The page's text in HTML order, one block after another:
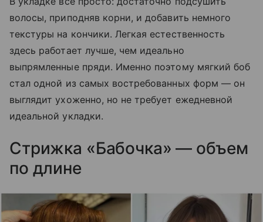
волосы, приподняв корни, и добавить немного
текстуры на кончики. Легкая естественность
здесь работает лучше, чем идеально
выпрямленные пряди. Именно поэтому мягкий боб
стал одной из самых востребованных форм — он
выглядит ухоженно, но не требует ежедневной
идеальной укладки.
Стрижка «Бабочка» — объем
по длине